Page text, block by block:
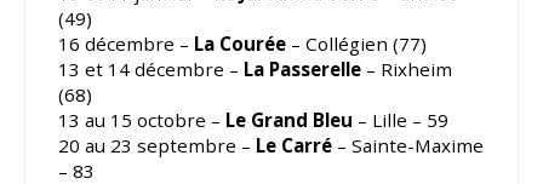
(49)
16 décembre – La Courée – Collégien (77)
13 et 14 décembre – La Passerelle – Rixheim
(68)
13 au 15 octobre – Le Grand Bleu – Lille – 59
20 au 23 septembre – Le Carré – Sainte-Maxime
– 83